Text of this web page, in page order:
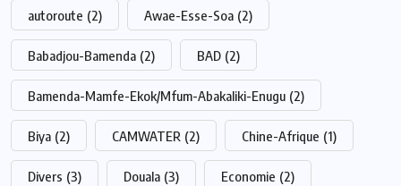
autoroute (2) Awae-Esse-Soa (2)
Babadjou-Bamenda (2) BAD (2)
Bamenda-Mamfe-Ekok/Mfum-Abakaliki-Enugu (2)
Biya (2) CAMWATER (2) Chine-Afrique (1)
Divers (3) Douala (3) Economie (2)